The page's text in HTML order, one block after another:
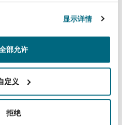
显示详情
部允许
定义
拒绝
liability report 2022